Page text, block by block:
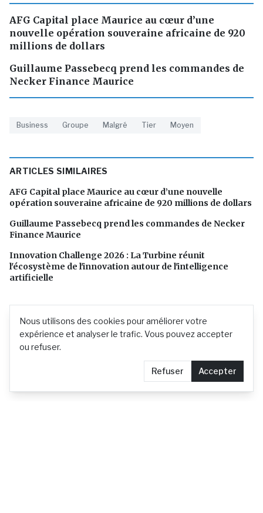
Nous utilisons des cookies pour améliorer votre
expérience et analyser le trafic. Vous pouvez accepter
ou refuser.
Refuser Accepter
AFG Capital place Maurice au cœur d’une
nouvelle opération souveraine africaine de 920
millions de dollars
Guillaume Passebecq prend les commandes de
Necker Finance Maurice
Business Groupe Malgré Tier Moyen
ARTICLES SIMILAIRES
AFG Capital place Maurice au cœur d’une nouvelle
opération souveraine africaine de 920 millions de dollars
Guillaume Passebecq prend les commandes de Necker
Finance Maurice
Innovation Challenge 2026 : La Turbine réunit
l'écosystème de l'innovation autour de l'intelligence
artificielle